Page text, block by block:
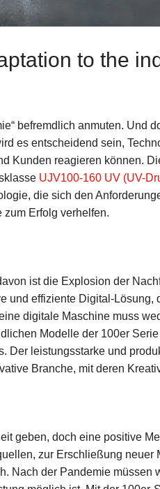
to the
befremdlich anmuten. Und
es entscheidend sein,
Kunden reagieren können.
UJV100-160 UV (UV-
die sich den
Erfolg verhelfen.
ist die Explosion der
und effiziente Digital-
digitale Maschine muss
Modelle der 100er
leistungsstarke und
Branche, mit deren
geben, doch eine positive
zur Erschließung
Nach der Pandemie müssen